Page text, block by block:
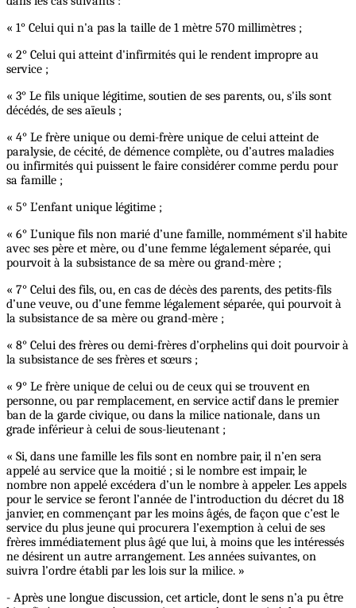
« 1° Celui qui n'a pas la taille de 1 mètre 570 millimètres ;
« 2° Celui qui atteint d'infirmités qui le rendent impropre au
service ;
« 3° Le fils unique légitime, soutien de ses parents, ou, s'ils sont
décédés, de ses aïeuls ;
« 4° Le frère unique ou demi-frère unique de celui atteint de
paralysie, de cécité, de démence complète, ou d’autres maladies
ou infirmités qui puissent le faire considérer comme perdu pour
sa famille ;
« 5° L’enfant unique légitime ;
« 6° L’unique fils non marié d’une famille, nommément s’il habite
avec ses père et mère, ou d’une femme légalement séparée, qui
pourvoit à la subsistance de sa mère ou grand-mère ;
« 7° Celui des fils, ou, en cas de décès des parents, des petits-fils
d’une veuve, ou d’une femme légalement séparée, qui pourvoit à
la subsistance de sa mère ou grand-mère ;
« 8° Celui des frères ou demi-frères d’orphelins qui doit pourvoir à
la subsistance de ses frères et sœurs ;
« 9° Le frère unique de celui ou de ceux qui se trouvent en
personne, ou par remplacement, en service actif dans le premier
ban de la garde civique, ou dans la milice nationale, dans un
grade inférieur à celui de sous-lieutenant ;
« Si, dans une famille les fils sont en nombre pair, il n’en sera
appelé au service que la moitié ; si le nombre est impair, le
nombre non appelé excédera d’un le nombre à appeler. Les appels
pour le service se feront l’année de l’introduction du décret du 18
janvier, en commençant par les moins âgés, de façon que c’est le
service du plus jeune qui procurera l’exemption à celui de ses
frères immédiatement plus âgé que lui, à moins que les intéressés
ne désirent un autre arrangement. Les années suivantes, on
suivra l’ordre établi par les lois sur la milice. »
- Après une longue discussion, cet article, dont le sens n’a pu être